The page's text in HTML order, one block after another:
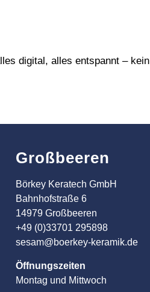
digital, alles entspannt – kein
Großbeeren
Börkey Keratech GmbH
Bahnhofstraße 6
14979 Großbeeren
+49 (0)33701 295898
sesam@boerkey-keramik.de
Öffnungszeiten
Montag und Mittwoch